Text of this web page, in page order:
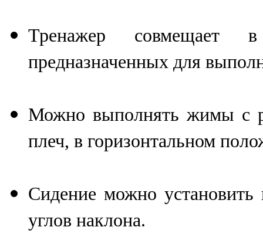
Тренажер совмещает
предназначенных для
Можно выполнять жимы с
плеч, в горизонтальном
Сидение можно
углов наклона.